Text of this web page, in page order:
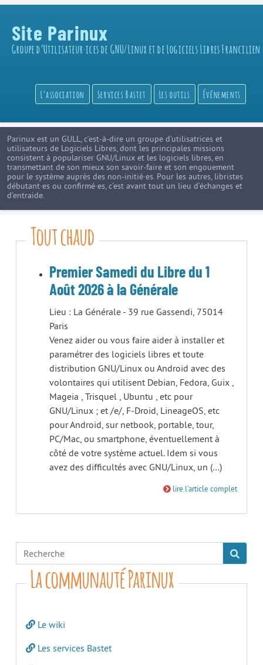
Site Parinux
Groupe d’Utilisateur·ices de GNU/Linux et de Logiciels Libres Francilien
L’association Services Bastet Les outils Événements
Parinux est un GULL, c’est-à-dire un groupe d’utilisatrices et
utilisateurs de Logiciels Libres, dont les principales missions
consistent à populariser GNU/Linux et les logiciels libres, en
transmettant de son mieux son savoir-faire et son engouement
pour le système auprès des non-initié·es. Pour les autres, libristes
débutant·es ou confirmé·es, c’est avant tout un lieu d’échanges et
d’entraide.
Tout chaud
Premier Samedi du Libre du 1
Août 2026 à la Générale
Lieu : La Générale - 39 rue Gassendi, 75014
Paris
Venez aider ou vous faire aider à installer et
paramétrer des logiciels libres et toute
distribution GNU/Linux ou Android avec des
volontaires qui utilisent Debian, Fedora, Guix ,
Mageia , Trisquel , Ubuntu , etc pour
GNU/Linux ; et /e/, F-Droid, LineageOS, etc
pour Android, sur netbook, portable, tour,
PC/Mac, ou smartphone, éventuellement à
côté de votre système actuel. Idem si vous
avez des difficultés avec GNU/Linux, un (…)
lire l’article complet
La communauté Parinux
Le wiki
Les services Bastet